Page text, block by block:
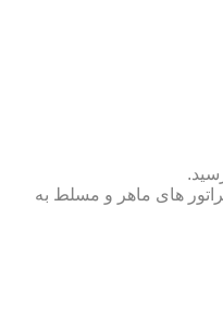
اپراتور های ماهر و مسلط به